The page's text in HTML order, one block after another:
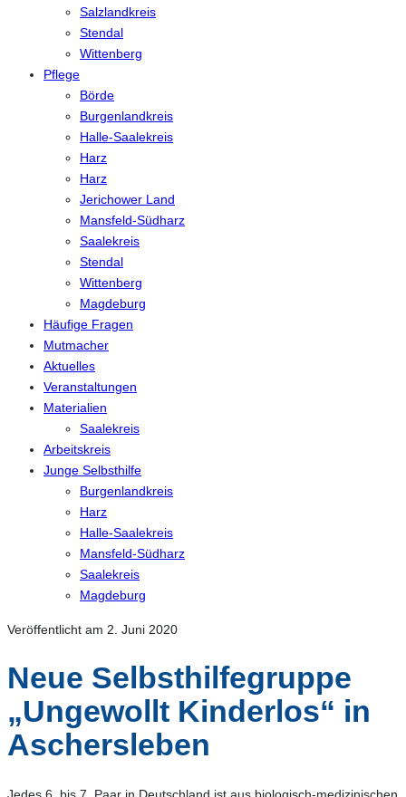
Salzlandkreis
Stendal
Wittenberg
Pflege
Börde
Burgenlandkreis
Halle-Saalekreis
Harz
Harz
Jerichower Land
Mansfeld-Südharz
Saalekreis
Stendal
Wittenberg
Magdeburg
Häufige Fragen
Mutmacher
Aktuelles
Veranstaltungen
Materialien
Saalekreis
Arbeitskreis
Junge Selbsthilfe
Burgenlandkreis
Harz
Halle-Saalekreis
Mansfeld-Südharz
Saalekreis
Magdeburg
Veröffentlicht am 2. Juni 2020
Neue Selbsthilfegruppe
„Ungewollt Kinderlos“ in
Aschersleben